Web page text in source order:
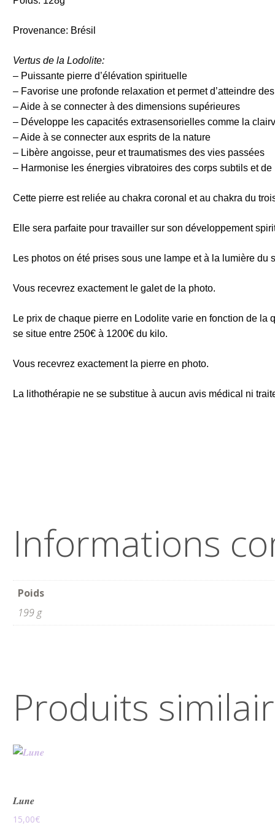
Provenance: Brésil
Vertus de la Lodolite:
– Puissante pierre d’élévation spirituelle
– Favorise une profonde relaxation et permet d’atteindre
– Aide à se connecter à des dimensions supérieures
– Développe les capacités extrasensorielles comme la
– Aide à se connecter aux esprits de la nature
– Libère angoisse, peur et traumatismes des vies passées
– Harmonise les énergies vibratoires des corps subtils et de
Cette pierre est reliée au chakra coronal et au chakra du
Elle sera parfaite pour travailler sur son développement
Les photos on été prises sous une lampe et à la lumière
Vous recevrez exactement le galet de la photo.
Le prix de chaque pierre en Lodolite varie en fonction de
se situe entre 250€ à 1200€ du kilo.
Vous recevrez exactement la pierre en photo.
La lithothérapie ne se substitue à aucun avis médical ni
Informations
Poids
199 g
Produits
𝑳𝒖𝒏𝒆
15,00€